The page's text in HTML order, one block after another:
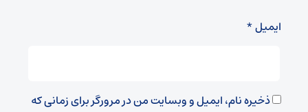
ایمیل*
ذخیره نام، ایمیل و وبسایت من در مرورگر برای زمانی که